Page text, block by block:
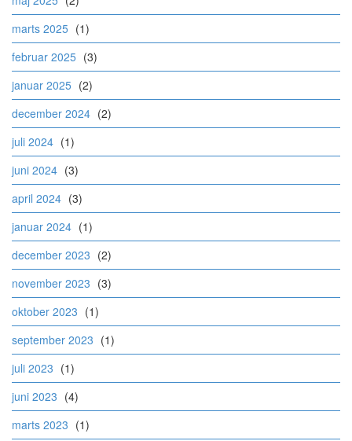
marts 2025 (1)
februar 2025 (3)
januar 2025 (2)
december 2024 (2)
juli 2024 (1)
juni 2024 (3)
april 2024 (3)
januar 2024 (1)
december 2023 (2)
november 2023 (3)
oktober 2023 (1)
september 2023 (1)
juli 2023 (1)
juni 2023 (4)
marts 2023 (1)